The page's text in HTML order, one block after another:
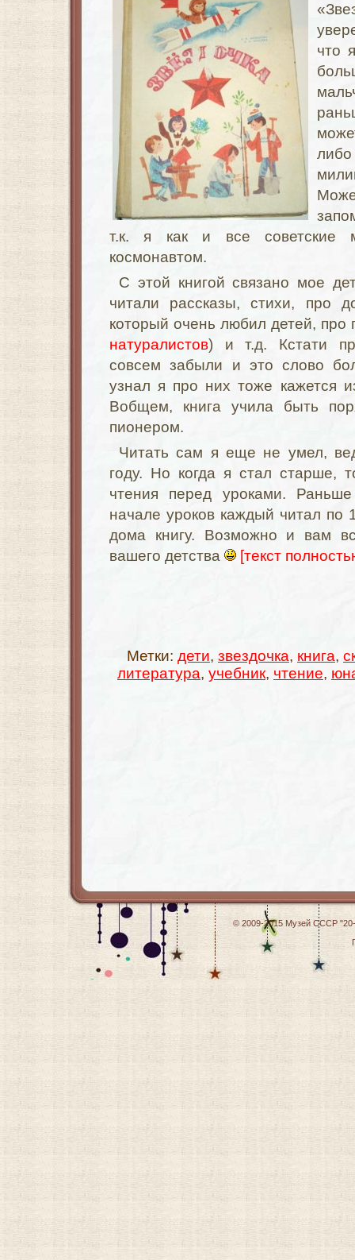
что
т.к. я как и все советские
космонавтом.
С этой книгой связано мое
читали рассказы, стихи, про
который очень любил детей, про
натуралистов) и т.д. Кстати
совсем забыли и это слово
узнал я про них тоже кажется
Вобщем, книга учила быть
пионером.
Читать сам я еще не умел,
году. Но когда я стал старше,
чтения перед уроками.
начале уроков каждый читал по
дома книгу. Возможно и вам
вашего детства
[текст
Метки: дети, звездочка, книга,
литература, учебник, чтение,
© 2009-2015 Музей СССР